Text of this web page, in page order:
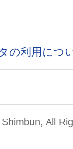
の利用につ
All